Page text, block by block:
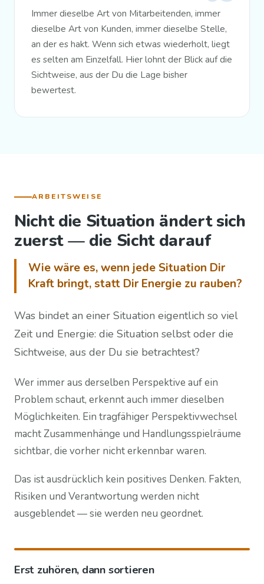
Immer dieselbe Art von Mitarbeitenden, immer
dieselbe Art von Kunden, immer dieselbe Stelle,
an der es hakt. Wenn sich etwas wiederholt, liegt
es selten am Einzelfall. Hier lohnt der Blick auf die
Sichtweise, aus der Du die Lage bisher
bewertest.
ARBEITSWEISE
Nicht die Situation ändert sich
zuerst — die Sicht darauf
Wie wäre es, wenn jede Situation Dir
Kraft bringt, statt Dir Energie zu rauben?
Was bindet an einer Situation eigentlich so viel
Zeit und Energie: die Situation selbst oder die
Sichtweise, aus der Du sie betrachtest?
Wer immer aus derselben Perspektive auf ein
Problem schaut, erkennt auch immer dieselben
Möglichkeiten. Ein tragfähiger Perspektivwechsel
macht Zusammenhänge und Handlungsspielräume
sichtbar, die vorher nicht erkennbar waren.
Das ist ausdrücklich kein positives Denken. Fakten,
Risiken und Verantwortung werden nicht
ausgeblendet — sie werden neu geordnet.
Erst zuhören, dann sortieren